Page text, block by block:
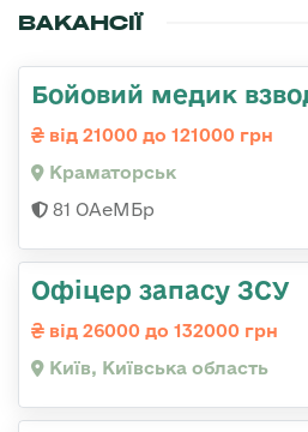
ВАКАНСІЇ
Бойовий медик
від 21000 до 121000 грн
Краматорськ
81 ОАеМБр
Офіцер запасу ЗСУ
від 26000 до 132000 грн
Київ, Київська область